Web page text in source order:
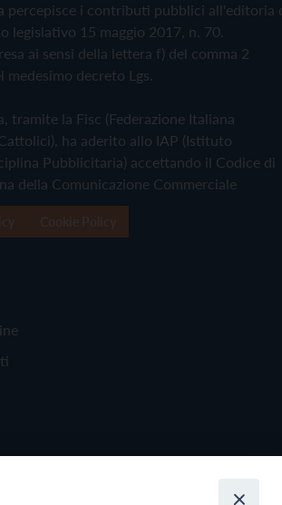
percepisce i contributi pubblici all'editoria
legislativo 15 maggio 2017, n. 70.
ai sensi della lettera f) del comma 2
medesimo decreto Lgs.
tramite la Fisc (Federazione Italiana
ha aderito allo IAP (Istituto
Pubblicitaria) accettando il Codice di
della Comunicazione Commerciale